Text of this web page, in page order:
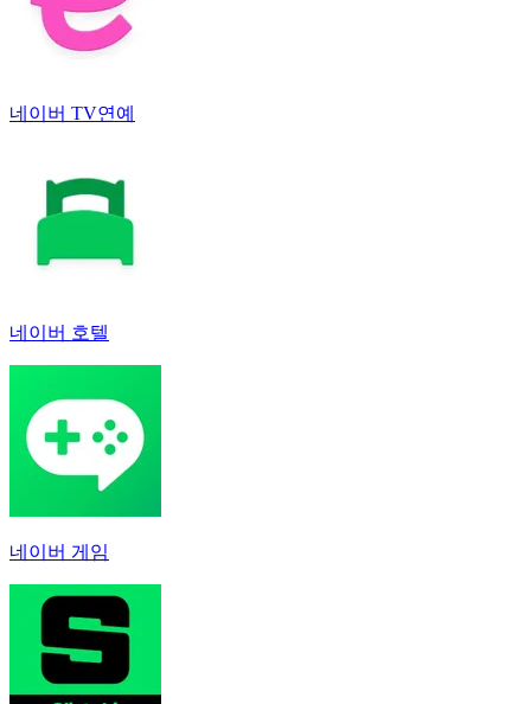
네이버 TV연예
네이버 호텔
네이버 게임